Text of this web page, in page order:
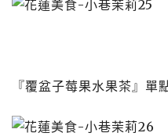
『覆盆子莓果水果茶』單